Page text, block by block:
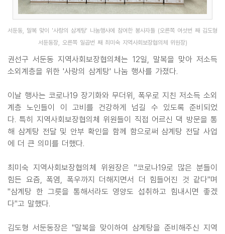
서둔동, 말복 맞이 '사랑의 삼계탕' 나눔행사에 참여한 봉사자들 (오른쪽 여섯번 째 김도형
서둔동장, 오른쪽 일곱번 째 최미숙 지역사회보장협의체 위원장)
권선구 서둔동 지역사회보장협의체는 12일, 말복을 맞아 저소득
소외계층을 위한 '사랑의 삼계탕' 나눔 행사를 가졌다.
이날 행사는 코로나19 장기화와 무더위, 폭우로 지친 저소득 소외
계층 노인들이 이 고비를 건강하게 넘길 수 있도록 준비되었
다. 특히 지역사회보장협의체 위원들이 직접 어르신 댁 방문을 통
해 삼계탕 전달 및 안부 확인을 함께 함으로써 삼계탕 전달 사업
에 더 큰 의미를 더했다.
최미숙 지역사회보장협의체 위원장은 "코로나19로 많은 분들이
힘든 요즘, 폭염, 폭우까지 더해지면서 더 힘들어진 것 같다"며
"삼계탕 한 그릇을 통해서라도 영양도 섭취하고 힘내시면 좋겠
다"고 말했다.
김도형 서둔동장은 "말복을 맞이하여 삼계탕을 준비해주신 지역